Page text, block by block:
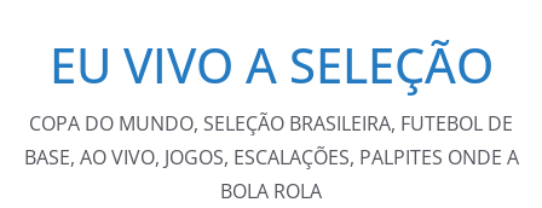
conteúdo
EU VIVO A SELEÇÃO
COPA DO MUNDO, SELEÇÃO BRASILEIRA, FUTEBOL DE
BASE, AO VIVO, JOGOS, ESCALAÇÕES, PALPITES ONDE A
BOLA ROLA